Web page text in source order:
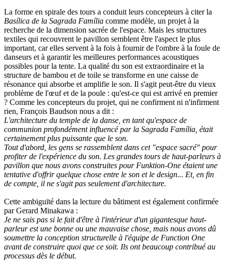
La forme en spirale des tours a conduit leurs concepteurs à citer la
Basílica de la Sagrada Família comme modèle, un projet à la
recherche de la dimension sacrée de l'espace. Mais les structures
textiles qui recouvrent le pavillon semblent être l'aspect le plus
important, car elles servent à la fois à fournir de l'ombre à la foule de
danseurs et à garantir les meilleures performances acoustiques
possibles pour la tente. La qualité du son est extraordinaire et la
structure de bambou et de toile se transforme en une caisse de
résonance qui absorbe et amplifie le son. Il s'agit peut-être du vieux
problème de l'œuf et de la poule : qu'est-ce qui est arrivé en premier
? Comme les concepteurs du projet, qui ne confirment ni n'infirment
rien, François Baudson nous a dit :
L'architecture du temple de la danse, en tant qu'espace de
communion profondément influencé par la Sagrada Família, était
certainement plus puissante que le son.
Tout d'abord, les gens se rassemblent dans cet "espace sacré" pour
profiter de l'expérience du son. Les grandes tours de haut-parleurs à
pavillon que nous avons construites pour Funktion-One étaient une
tentative d'offrir quelque chose entre le son et le design... Et, en fin
de compte, il ne s'agit pas seulement d'architecture.
Cette ambiguïté dans la lecture du bâtiment est également confirmée
par Gerard Minakawa :
Je ne sais pas si le fait d'être à l'intérieur d'un gigantesque haut-
parleur est une bonne ou une mauvaise chose, mais nous avons dû
soumettre la conception structurelle à l'équipe de Function One
avant de construire quoi que ce soit. Ils ont beaucoup contribué au
processus dès le début.